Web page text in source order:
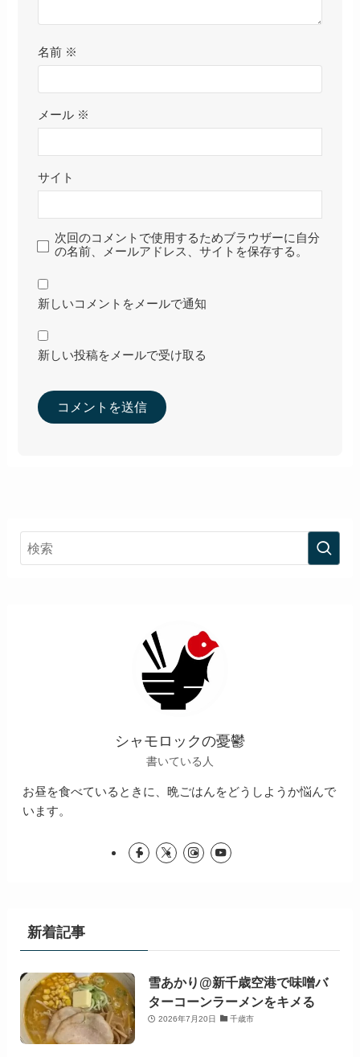
名前 ※
メール ※
サイト
次回のコメントで使用するためブラウザーに自分
の名前、メールアドレス、サイトを保存する。
新しいコメントをメールで通知
新しい投稿をメールで受け取る
シャモロックの憂鬱
書いている人
お昼を食べているときに、晩ごはんをどうしようか悩んで
います。
新着記事
雪あかり@新千歳空港で味噌バ
ターコーンラーメンをキメる
2026年7月20日 千歳市